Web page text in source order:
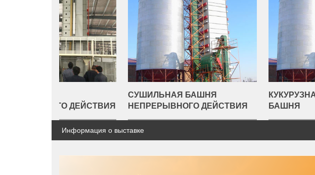
СУШИЛЬНАЯ БАШНЯ
НЕПРЕРЫВНОГО ДЕЙСТВИЯ
КУКУРУЗНАЯ СУШИЛЬНАЯ
БАШНЯ
Информация о выставке